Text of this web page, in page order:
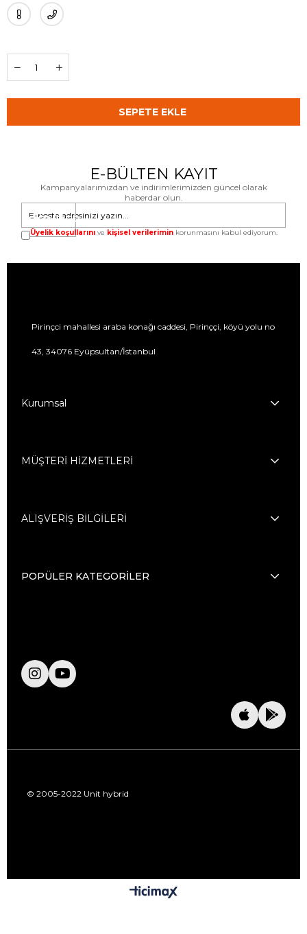
E-BÜLTEN KAYIT
Kampanyalarımızdan ve indirimlerimizden güncel olarak
haberdar olun.
GÖNDER
Üyelik koşullarını ve kişisel verilerimin korunmasını kabul ediyorum.
Pirinçci mahallesi araba konağı caddesi, Pirinççi, köyü yolu no
43, 34076 Eyüpsultan/İstanbul
Kurumsal
MÜŞTERİ HİZMETLERİ
ALIŞVERİŞ BİLGİLERİ
POPÜLER KATEGORİLER
© 2005-2022 Unit hybrid